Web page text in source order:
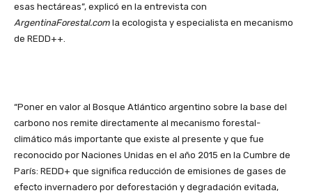
esas hectáreas”, explicó en la entrevista con
ArgentinaForestal.com la ecologista y especialista en mecanismo
de REDD++.
“Poner en valor al Bosque Atlántico argentino sobre la base del
carbono nos remite directamente al mecanismo forestal-
climático más importante que existe al presente y que fue
reconocido por Naciones Unidas en el año 2015 en la Cumbre de
París: REDD+ que significa reducción de emisiones de gases de
efecto invernadero por deforestación y degradación evitada,